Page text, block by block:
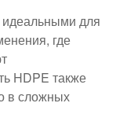
для
где
HDPE также
в сложных